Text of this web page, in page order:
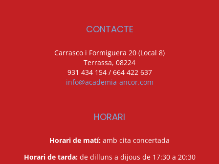
CONTACTE
Carrasco i Formiguera 20 (Local 8)
Terrassa, 08224
931 434 154 / 664 422 637
info@academia-ancor.com
HORARI
Horari de matí: amb cita concertada
Horari de tarda:de dilluns a dijous de 17:30 a 20:30